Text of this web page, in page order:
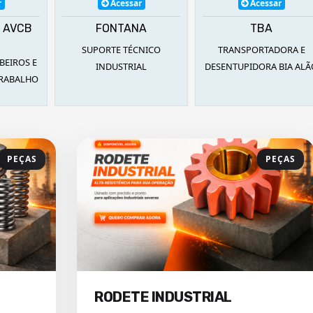
AVCB
E
Acessar
FONTANA
SUPORTE TÉCNICO
INDUSTRIAL
Acessar
TBA
TRANSPORTADORA E
DESENTUPIDORA BIA
PEÇAS PEÇAS
RODETE INDUSTRIAL